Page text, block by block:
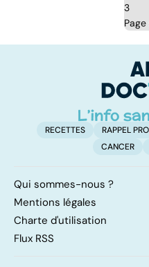
3
RECETTES RAPPEL
CANCER
Qui sommes-nous ?
Mentions légales
Charte d'utilisation
Flux RSS